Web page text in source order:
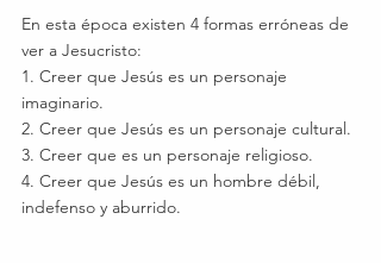
En esta época existen 4 formas erróneas de
ver a Jesucristo:
1. Creer que Jesús es un personaje
imaginario.
2. Creer que Jesús es un personaje cultural.
3. Creer que es un personaje religioso.
4. Creer que Jesús es un hombre débil,
indefenso y aburrido.